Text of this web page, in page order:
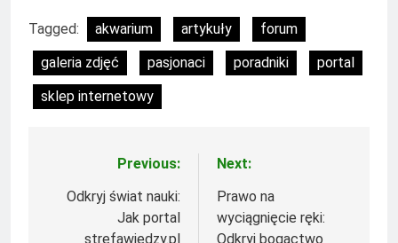
Tagged: akwarium artykuły
forum
galeria zdjęć
pasjonaci poradniki
portal
sklep internetowy
Nawigacja
wpisu
Previous:
Odkryj świat nauki:
Jak portal
strefawiedzy.pl
Next:
Prawo na
wyciągnięcie ręki:
Odkryj bogactwo